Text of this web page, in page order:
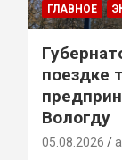
ГЛАВНОЕ
поездке
Вологду
05.08.2026